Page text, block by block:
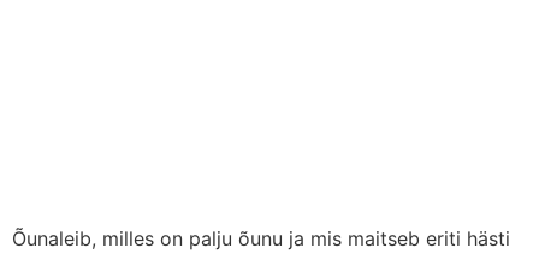
Õunaleib, milles on palju õunu ja mis maitseb eriti hästi